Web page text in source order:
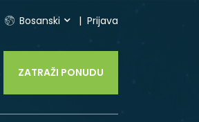
Bosanski Prijava
ZATRAŽI PONUDU